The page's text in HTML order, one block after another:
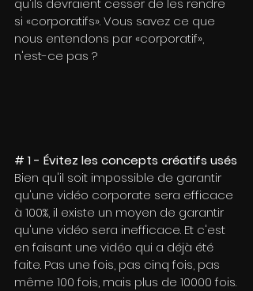
si «corporatifs». Vous savez ce que
nous entendons par «corporatif»,
n'est-ce pas ?
# 1 - Évitez les concepts créatifs usés
Bien qu'il soit impossible de garantir
qu'une vidéo corporate sera efficace
à 100%, il existe un moyen de garantir
qu'une vidéo sera inefficace. Et c'est
en faisant une vidéo qui a déjà été
faite. Pas une fois, pas cinq fois, pas
même 100 fois, mais plus de 10000 fois.